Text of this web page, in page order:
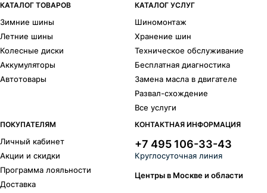
КАТАЛОГ ТОВАРОВ
Зимние шины
Летние шины
Колесные диски
Аккумуляторы
Автотовары
КАТАЛОГ УСЛУГ
Шиномонтаж
Хранение шин
Техническое обслуживание
Бесплатная диагностика
Замена масла в двигателе
Развал-схождение
Все услуги
ПОКУПАТЕЛЯМ
Личный кабинет
Акции и скидки
Программа лояльности
Доставка
КОНТАКТНАЯ ИНФОРМАЦИЯ
+7 495 106-33-43
Круглосуточная линия
Центры в Москве и области